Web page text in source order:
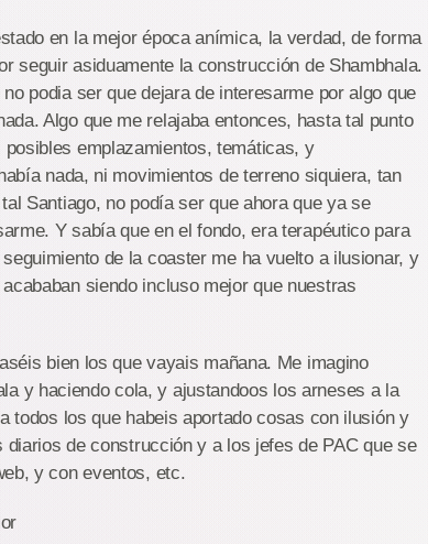
en la mejor época anímica, la verdad, de forma
seguir asiduamente la construcción de Shambhala.
podia ser que dejara de interesarme por algo que
Algo que me relajaba entonces, hasta tal punto
emplazamientos, temáticas, y
nada, ni movimientos de terreno siquiera, tan
Santiago, no podía ser que ahora que ya se
Y sabía que en el fondo, era terapéutico para
de la coaster me ha vuelto a ilusionar, y
siendo incluso mejor que nuestras
bien los que vayais mañana. Me imagino
y haciendo cola, y ajustandoos los arneses a la
todos los que habeis aportado cosas con ilusión y
de construcción y a los jefes de PAC que se
y con eventos, etc.